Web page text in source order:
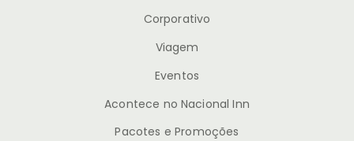
Corporativo
Viagem
Eventos
Acontece no Nacional Inn
Pacotes e Promoções